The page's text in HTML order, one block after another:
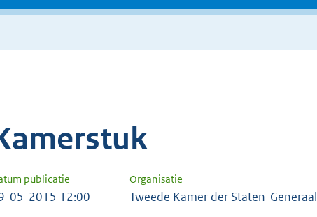
publicatie Organisatie
05-2015 12:00 Tweede Kamer der Staten-Generaal